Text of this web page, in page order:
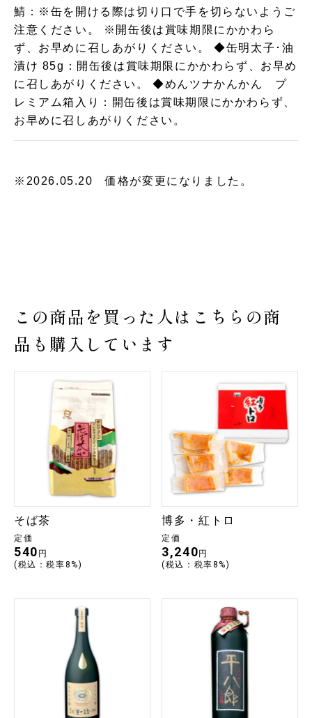
鯖：※缶を開ける際は切り口で手を切らないようご
注意ください。 ※開缶後は賞味期限にかかわら
ず、お早めに召しあがりください。 ◆缶明太子･油
漬け 85g：開缶後は賞味期限にかかわらず、お早め
に召しあがりください。 ◆めんツナかんかん プ
レミアム箱入り：開缶後は賞味期限にかかわらず、
お早めに召しあがりください。
※2026.05.20 価格が変更になりました。
この商品を買った人はこちらの商
品も購入しています
そば茶
定価
540 円
(税込：税率8%)
博多・紅トロ
定価
3,240 円
(税込：税率8%)